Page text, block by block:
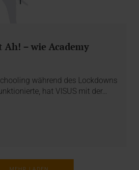
Ah! – wie Academy
während des Lockdowns
hat VISUS mit der…